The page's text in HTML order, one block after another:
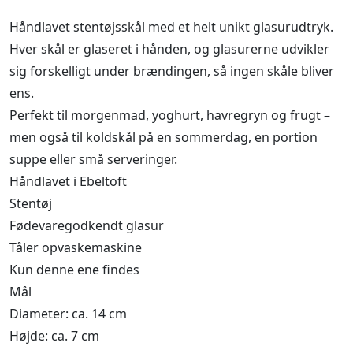
Håndlavet stentøjsskål med et helt unikt glasurudtryk.
Hver skål er glaseret i hånden, og glasurerne udvikler
sig forskelligt under brændingen, så ingen skåle bliver
ens.
Perfekt til morgenmad, yoghurt, havregryn og frugt –
men også til koldskål på en sommerdag, en portion
suppe eller små serveringer.
Håndlavet i Ebeltoft
Stentøj
Fødevaregodkendt glasur
Tåler opvaskemaskine
Kun denne ene findes
Mål
Diameter: ca. 14 cm
Højde: ca. 7 cm